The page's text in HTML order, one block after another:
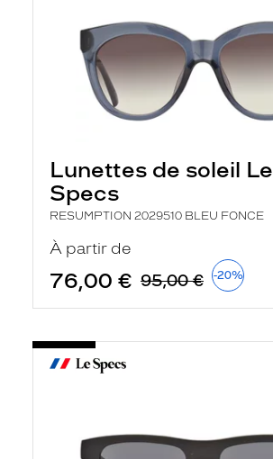
Lunettes de soleil Le
Specs
RESUMPTION 2029510 BLEU FONCE
À partir de
76,00 € 95,00 € -20%